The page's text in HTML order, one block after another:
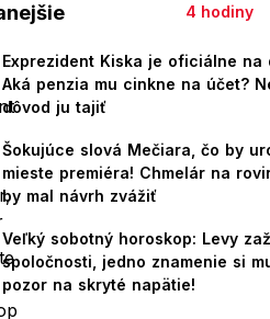
4 hodiny
Exprezident Kiska je oficiálne na
Aká penzia mu cinkne na účet?
dôvod ju tajiť
Šokujúce slová Mečiara, čo by
mieste premiéra! Chmelár na
by mal návrh zvážiť
Veľký sobotný horoskop: Levy
spoločnosti, jedno znamenie si
pozor na skryté napätie!